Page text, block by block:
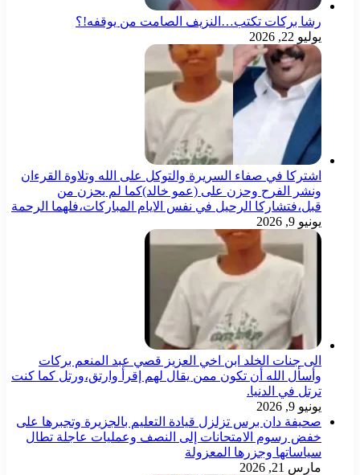
رشا بركات تكتب…النزيف الصامت من يوقفه!؟
يوليو 22, 2026
اشتركا في صفاء السريرة والتوكل على الله وتلاوة القرءان
ونشر الفرح وحزن على (عمو خالد)كما لم يحزن من
قبل،فتشاركا الرحيل في نفس الايام المباركات،فلهما الرحمة
يونيو 9, 2026
الى جنات الخلد ابن اخي العزيز قصي عبد المنعم بركات
وأسأل الله أن تكون ممن يقال لهم إقرأ وارتق،ورتل كما كنت
ترتل في الدنيا.
يونيو 9, 2026
صحيفة دان برس تزلزل قيادة التعليم بالجزيرة وتجبرها على
خفض رسوم الامتحانات إلى النصف وعمليات عاجلة تطال
سياساتها وجزرها المعزولة
مارس 21, 2026